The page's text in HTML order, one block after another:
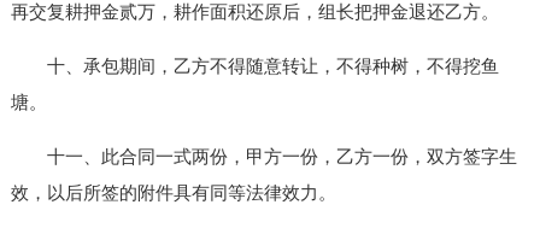
再交复耕押金贰万，耕作面积还原后，组长把押金退还乙方。
十、承包期间，乙方不得随意转让，不得种树，不得挖鱼
塘。
十一、此合同一式两份，甲方一份，乙方一份，双方签字生
效，以后所签的附件具有同等法律效力。